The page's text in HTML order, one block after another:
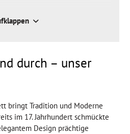
Fischgrätenparkett
in unserem Sortiment
durch – unser
bringt Tradition und Moderne
im 17. Jahrhundert schmückte
Design prächtige